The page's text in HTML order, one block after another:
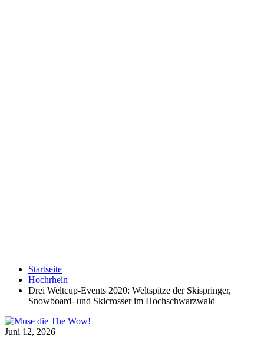
Startseite
Hochrhein
Drei Weltcup-Events 2020: Weltspitze der Skispringer,
Snowboard- und Skicrosser im Hochschwarzwald
Juni 12, 2026